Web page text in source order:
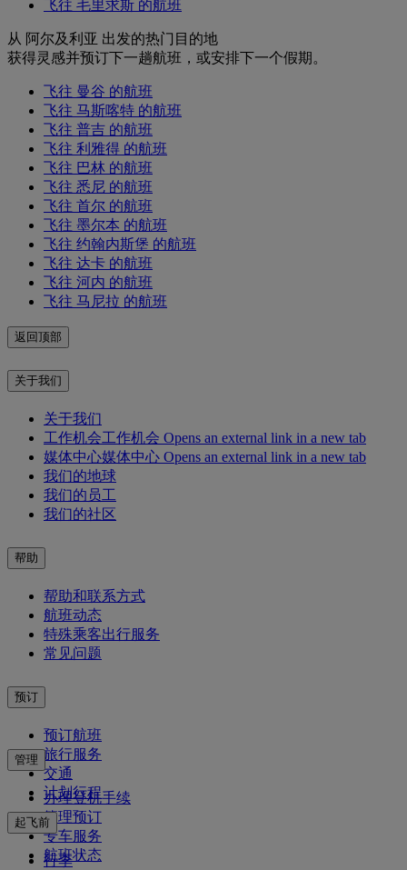
飞往 毛里求斯 的航班
从 阿尔及利亚 出发的热门目的地
获得灵感并预订下一趟航班，或安排下一个假期。
飞往 曼谷 的航班
飞往 马斯喀特 的航班
飞往 普吉 的航班
飞往 利雅得 的航班
飞往 巴林 的航班
飞往 悉尼 的航班
飞往 首尔 的航班
飞往 墨尔本 的航班
飞往 约翰内斯堡 的航班
飞往 达卡 的航班
飞往 河内 的航班
飞往 马尼拉 的航班
返回顶部
关于我们
关于我们
工作机会工作机会 Opens an external link in a new tab
媒体中心媒体中心 Opens an external link in a new tab
我们的地球
我们的员工
我们的社区
帮助
帮助和联系方式
航班动态
特殊乘客出行服务
常见问题
预订
预订航班
旅行服务
交通
计划行程
管理
办理登机手续
管理预订
专车服务
航班状态
起飞前
行李